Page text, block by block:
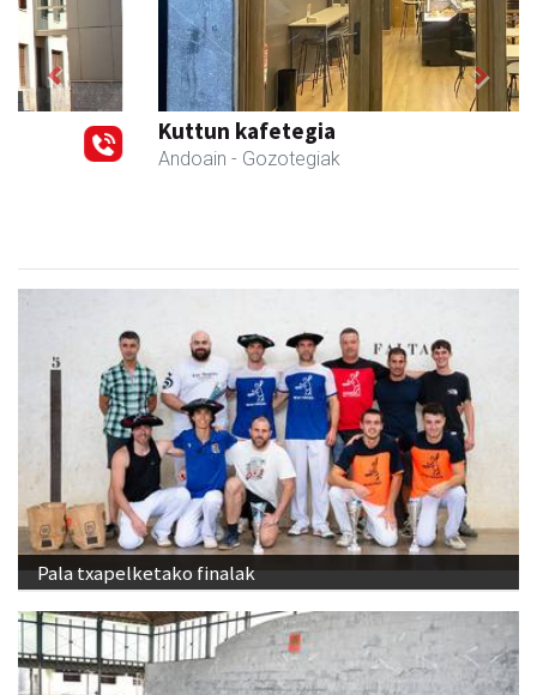
Kuttun kafetegia
Andoain - Gozotegiak
Previous Next
Pala txapelketako finalak